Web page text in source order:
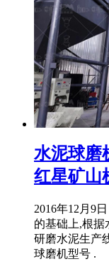
水泥球磨
红星矿山
2016年12月9
的基础上,根据
研磨水泥生产
球磨机型号 .